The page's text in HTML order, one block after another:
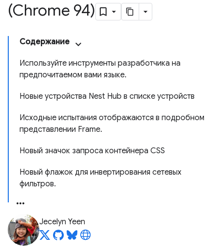
(Chrome 94)
Содержание
Используйте инструменты разработчика на
предпочитаемом вами языке.
Новые устройства Nest Hub в списке устройств
Исходные испытания отображаются в подробном
представлении Frame.
Новый значок запроса контейнера CSS
Новый флажок для инвертирования сетевых
фильтров.
Jecelyn Yeen